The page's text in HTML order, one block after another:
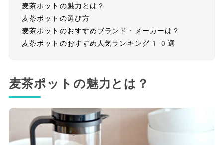
麦茶ポットの魅力とは？
麦茶ポットの選び方
麦茶ポットのおすすめブランド・メーカーは？
麦茶ポットのおすすめ人気ランキング10選
麦茶ポットの魅力とは？